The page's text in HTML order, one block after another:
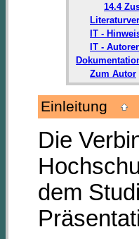
14.4
IT -
IT -
Zum Autor
Einleitung
Die
dem